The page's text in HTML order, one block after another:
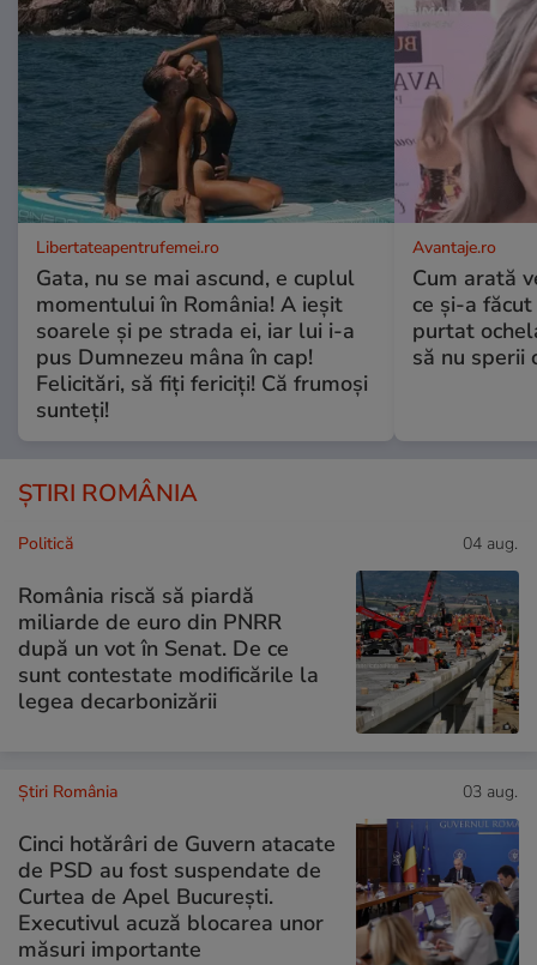
Libertateapentrufemei.ro
Gata, nu se mai ascund, e cuplul
momentului în România! A ieșit
soarele și pe strada ei, iar lui i-a
pus Dumnezeu mâna în cap!
Felicitări, să fiți fericiți! Că frumoși
sunteți!
Avantaje.ro
Cum arată
ce și-a
purtat
să nu sperii
ȘTIRI ROMÂNIA
Politică 04 aug.
România riscă să piardă
miliarde de euro din PNRR
după un vot în Senat. De ce
sunt contestate modificările la
legea decarbonizării
Știri România 03 aug.
Cinci hotărâri de Guvern atacate
de PSD au fost suspendate de
Curtea de Apel București.
Executivul acuză blocarea unor
măsuri importante